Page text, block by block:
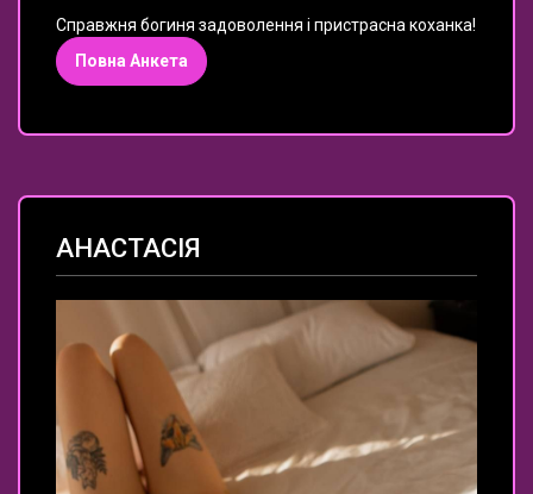
Справжня богиня задоволення і пристрасна коханка!
Повна Анкета
АНАСТАСІЯ